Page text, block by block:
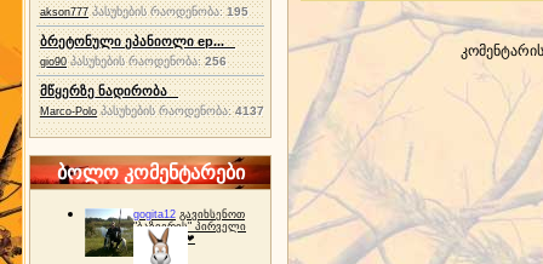
akson777 პასუხების რაოდენობა:195
ბრეტონული ეპანიოლი ep...
gio90 პასუხების რაოდენობა:256
მწყერზე ნადირობა
Marco-Polo პასუხების რაოდენობა:4137
ბოლო კომენტარები
gogita12 გავიხსენოთ
"ბაზიერის" პირველი
ტურნირი ❤